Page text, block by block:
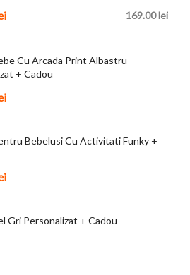
169.00lei
Cu Arcada Print Albastru
+ Cadou
Bebelusi Cu Activitati Funky +
Gri Personalizat + Cadou